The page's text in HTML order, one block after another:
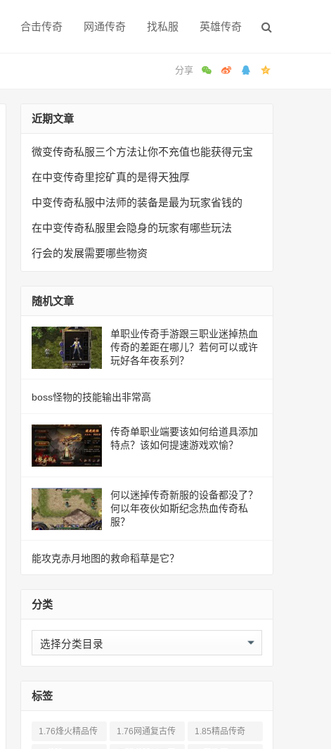
合击传奇 网通传奇 找私服 英雄传奇
近期文章
微变传奇私服三个方法让你不充值也能获得元宝
在中变传奇里挖矿真的是得天独厚
中变传奇私服中法师的装备是最为玩家省钱的
在中变传奇私服里会隐身的玩家有哪些玩法
行会的发展需要哪些物资
随机文章
单职业传奇手游跟三职业迷掉热血
传奇的差距在哪儿？若何可以或许
玩好各年夜系列？
boss怪物的技能输出非常高
传奇单职业端要该如何给道具添加
特点？该如何提速游戏欢愉？
何以迷掉传奇新服的设备都没了？
何以年夜伙如斯纪念热血传奇私
服？
能攻克赤月地图的救命稻草是它？
分类
分
类
标签
1.76烽火精品传
1.76网通复古传
1.85精品传奇